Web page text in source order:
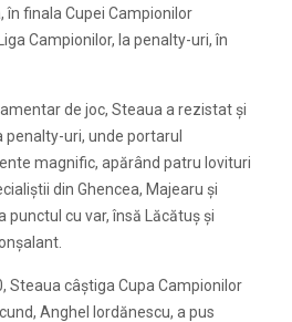
în finala Cupei Campionilor
Campionilor, la penalty-uri, în
de joc, Steaua a rezistat şi
penalty-uri, unde portarul
magnific, apărând patru lovituri
din Ghencea, Majearu şi
punctul cu var, însă Lăcătuş şi
Steaua câştiga Cupa Campionilor
Anghel Iordănescu, a pus